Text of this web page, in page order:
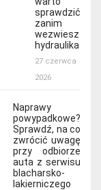
sprawdzić
zanim
wezwiesz
hydraulika
27 czerwca
2026
Naprawy
powypadkowe?
Sprawdź, na co
zwrócić uwagę
przy odbiorze
auta z serwisu
blacharsko-
lakierniczego